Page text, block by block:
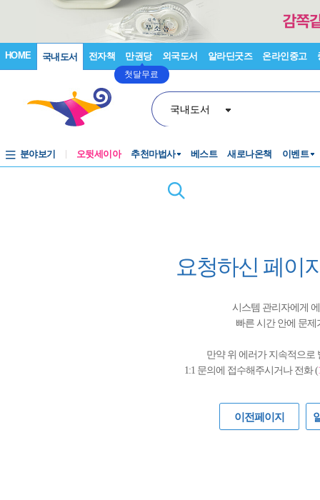
HOME 국내도서 전자책 만권당
첫달무료
외국도서 알라딘굿즈 온라인중고
국내도서
분야보기 오뒷세이아 추천마법사 베스트 새로나온책 이벤트
요청하신 페이
시스템 관리자에게
빠른 시간 안에 문
만약 위 에러가 지속적으로
1:1 문의에 접수해주시거나 전화 (
이전페이지